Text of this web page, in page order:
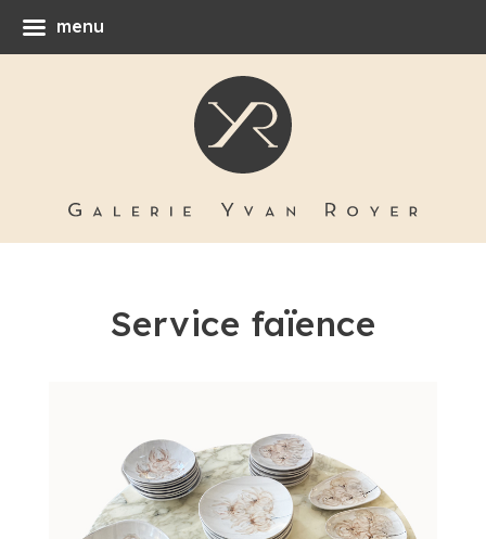
Service faïence
menu